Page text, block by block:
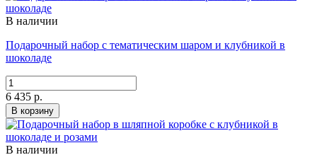
В наличии
Подарочный набор с тематическим шаром и клубникой в
шоколаде
6 435 р.
В корзину
В наличии